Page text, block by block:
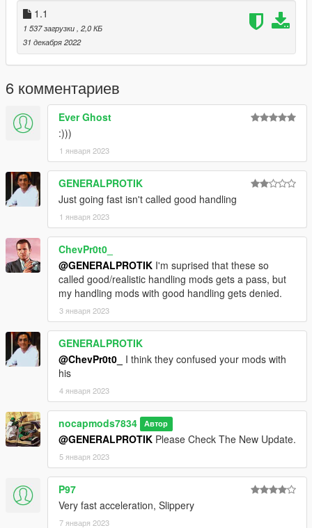
1.1
1 537 загрузки , 2,0 КБ
31 декабря 2022
6 комментариев
Ever Ghost
:)))
1 января 2023
GENERALPROTIK
Just going fast isn't called good handling
1 января 2023
ChevPr0t0_
@GENERALPROTIK I'm suprised that these so
called good/realistic handling mods gets a pass, but
my handling mods with good handling gets denied.
3 января 2023
GENERALPROTIK
@ChevPr0t0_
I think they confused your mods with
his
4 января 2023
nocapmods7834 Автор
@GENERALPROTIK Please Check The New Update.
5 января 2023
P97
Very fast acceleration, Slippery
7 января 2023